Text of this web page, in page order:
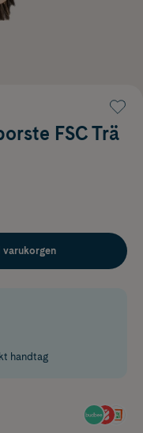
FSC Trä
varukorgen
handtag